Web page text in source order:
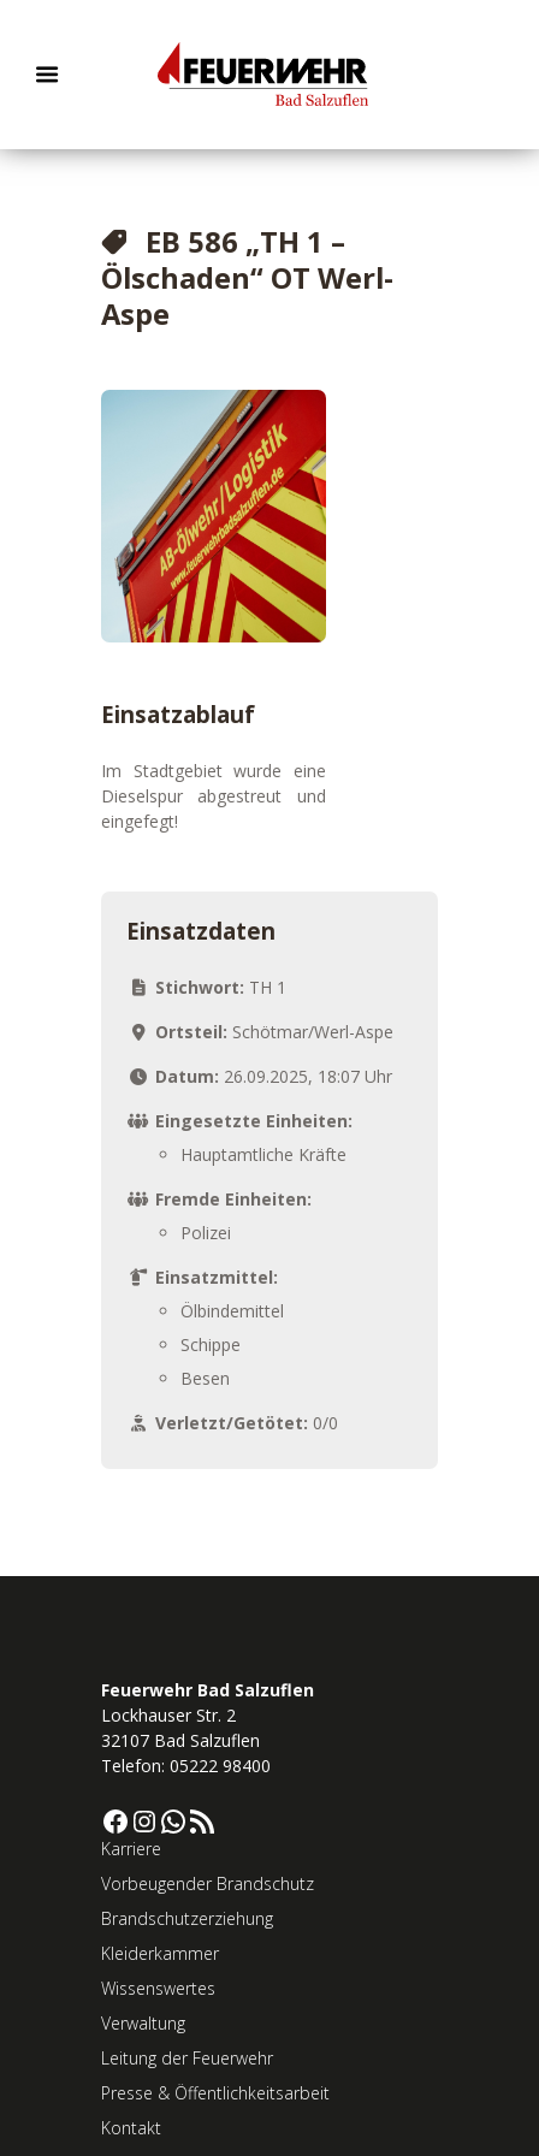
EB 586 „TH 1 –
Ölschaden“ OT Werl-
Aspe
Einsatzablauf
Im Stadtgebiet wurde eine
Dieselspur abgestreut und
eingefegt!
Einsatzdaten
Stichwort: TH 1
Ortsteil: Schötmar/Werl-Aspe
Datum: 26.09.2025, 18:07 Uhr
Eingesetzte Einheiten:
Hauptamtliche Kräfte
Fremde Einheiten:
Polizei
Einsatzmittel:
Ölbindemittel
Schippe
Besen
Verletzt/Getötet: 0/0
Feuerwehr Bad Salzuflen
Lockhauser Str. 2
32107 Bad Salzuflen
Telefon: 05222 98400
Facebook InstagramWhatsApp RSS-Feed
Karriere
Vorbeugender Brandschutz
Brandschutzerziehung
Kleiderkammer
Wissenswertes
Verwaltung
Leitung der Feuerwehr
Presse & Öffentlichkeitsarbeit
Kontakt